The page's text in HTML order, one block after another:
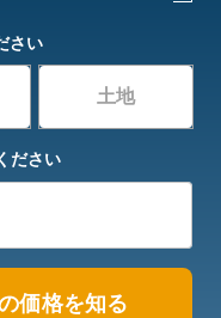
さい
土地
ださい
価格を知る